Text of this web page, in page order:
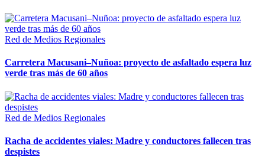
Red de Medios Regionales
Carretera Macusani–Nuñoa: proyecto de asfaltado espera luz
verde tras más de 60 años
Red de Medios Regionales
Racha de accidentes viales: Madre y conductores fallecen tras
despistes